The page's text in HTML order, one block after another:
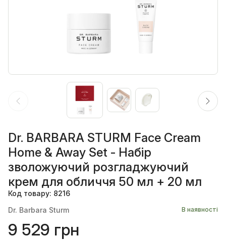
Dr. BARBARA STURM Face Cream
Home & Away Set - Набір
зволожуючий розгладжуючий
крем для обличчя 50 мл + 20 мл
Код товару: 8216
Dr. Barbara Sturm
В наявності
9 529 грн